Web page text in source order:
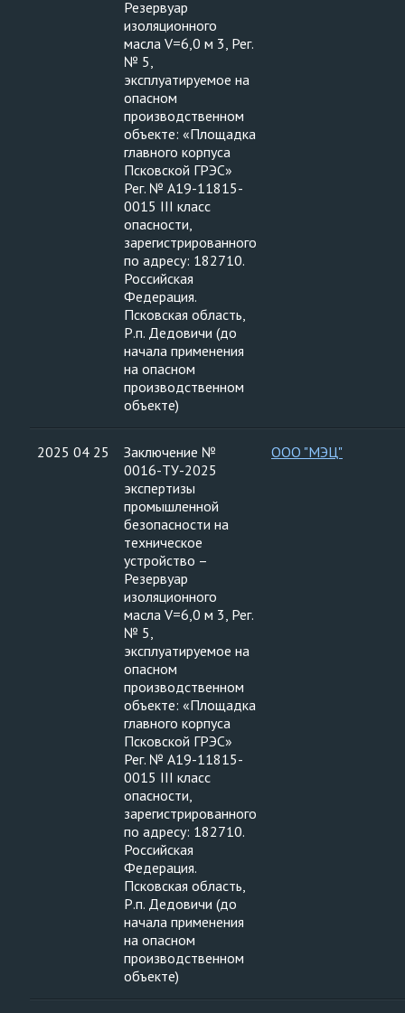
Резервуар
изоляционного
масла V=6,0 м 3, Рег.
№ 5,
эксплуатируемое на
опасном
производственном
объекте: «Площадка
главного корпуса
Псковской ГРЭС»
Рег. № А19-11815-
0015 III класс
опасности,
зарегистрированного
по адресу: 182710.
Российская
Федерация.
Псковская область,
Р.п. Дедовичи (до
начала применения
на опасном
производственном
объекте)
2025 04 25
Заключение №
0016-ТУ-2025
экспертизы
промышленной
безопасности на
техническое
устройство –
Резервуар
изоляционного
масла V=6,0 м 3, Рег.
№ 5,
эксплуатируемое на
опасном
производственном
объекте: «Площадка
главного корпуса
Псковской ГРЭС»
Рег. № А19-11815-
0015 III класс
опасности,
зарегистрированного
по адресу: 182710.
Российская
Федерация.
Псковская область,
Р.п. Дедовичи (до
начала применения
на опасном
производственном
объекте)
ООО "МЭЦ"